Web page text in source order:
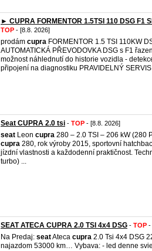
► CUPRA FORMENTOR 1.5TSI 110 DSG F1
TOP - [8.8. 2026]
prodám cupra FORMENTOR 1.5 TSI 110KW
AUTOMATICKÁ PŘEVODOVKA DSG s F1
možnost náhlednutí do historie vozidla -
připojení na diagnostiku PRAVIDELNÝ SERVIS
Seat CUPRA 2.0 tsi - TOP - [8.8. 2026]
seat Leon cupra 280 – 2.0 TSI – 206 kW (280
cupra 280, rok výroby 2015, sportovní
jízdní vlastnosti a každodenní praktičnost.
turbo) ...
SEAT ATECA CUPRA 2.0 TSI 4x4 DSG - TOP -
Na Predaj: seatAteca cupra 2.0 Tsi 4x4 DSG
najazdom 53000 km… Vybava: - led denne